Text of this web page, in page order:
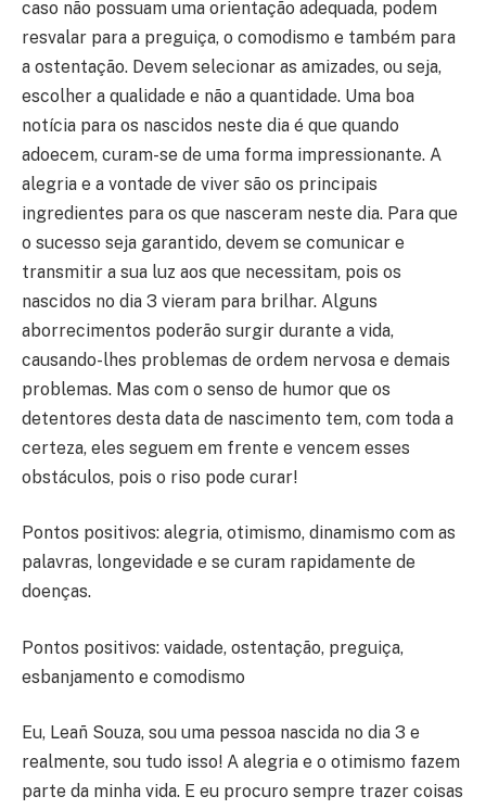
caso não possuam uma orientação adequada, podem
resvalar para a preguiça, o comodismo e também para
a ostentação. Devem selecionar as amizades, ou seja,
escolher a qualidade e não a quantidade. Uma boa
notícia para os nascidos neste dia é que quando
adoecem, curam-se de uma forma impressionante. A
alegria e a vontade de viver são os principais
ingredientes para os que nasceram neste dia. Para que
o sucesso seja garantido, devem se comunicar e
transmitir a sua luz aos que necessitam, pois os
nascidos no dia 3 vieram para brilhar. Alguns
aborrecimentos poderão surgir durante a vida,
causando-lhes problemas de ordem nervosa e demais
problemas. Mas com o senso de humor que os
detentores desta data de nascimento tem, com toda a
certeza, eles seguem em frente e vencem esses
obstáculos, pois o riso pode curar!
Pontos positivos: alegria, otimismo, dinamismo com as
palavras, longevidade e se curam rapidamente de
doenças.
Pontos positivos: vaidade, ostentação, preguiça,
esbanjamento e comodismo
Eu, Leañ Souza, sou uma pessoa nascida no dia 3 e
realmente, sou tudo isso! A alegria e o otimismo fazem
parte da minha vida. E eu procuro sempre trazer coisas